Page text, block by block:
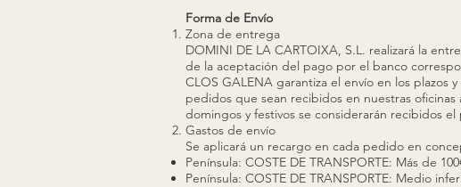
Forma de Envío
Zona de entrega
DOMINI DE LA CARTOIXA, S.L. realizará la
de la aceptación del pago por el banco
CLOS GALENA garantiza el envío en los
pedidos que sean recibidos en nuestras
domingos y festivos se considerarán recibidos
Gastos de envío
Se aplicará un recargo en cada pedido en
Península: COSTE DE TRANSPORTE: Más de
Península: COSTE DE TRANSPORTE: Medio